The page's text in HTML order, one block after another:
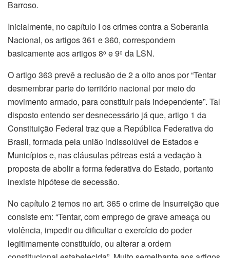
Barroso.
Inicialmente, no capítulo I os crimes contra a Soberania
Nacional, os artigos 361 e 360, correspondem
basicamente aos artigos 8o e 9o da LSN.
O artigo 363 prevê a reclusão de 2 a oito anos por “Tentar
desmembrar parte do território nacional por meio do
movimento armado, para constituir país independente”. Tal
disposto entendo ser desnecessário já que, artigo 1 da
Constituição Federal traz que a República Federativa do
Brasil, formada pela união indissolúvel de Estados e
Municípios e, nas cláusulas pétreas está a vedação à
proposta de abolir a forma federativa do Estado, portanto
inexiste hipótese de secessão.
No capítulo 2 temos no art. 365 o crime de Insurreição que
consiste em: “Tentar, com emprego de grave ameaça ou
violência, impedir ou dificultar o exercício do poder
legitimamente constituído, ou alterar a ordem